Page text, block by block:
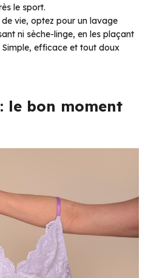
le sport.
vie, optez pour un lavage
ni sèche-linge, en les plaçant
efficace et tout doux
le bon moment